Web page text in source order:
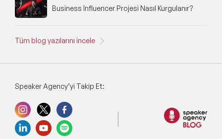
Business Influencer Projesi Nasıl Kurgulanır?
Tüm blog yazılarını incele
Speaker Agency’yi Takip Et: